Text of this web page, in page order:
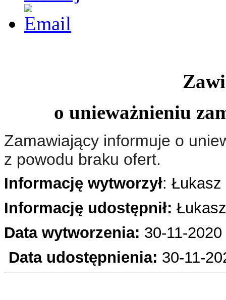
o unieważnieniu
Zamawiający informuje o
z powodu braku ofert.
Informację wytworzył:
Informację udostępnił:
Data wytworzenia: 30-11-2020
Data udostępnienia: 30-11-